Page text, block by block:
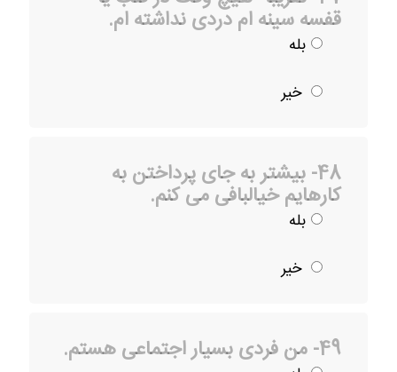
قفسه سینه ام دردی نداشته ام.
بله
خیر
48- بیشتر به جای پرداختن به
کارهایم خیالبافی می کنم.
بله
خیر
49- من فردی بسیار اجتماعی هستم.